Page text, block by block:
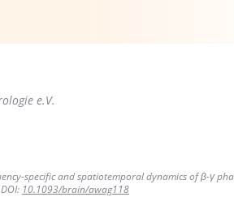
Ergebnisse der PADOVA-
der Substanz untersucht
e.V.
specific and spatiotemporal dynamics of β-γ
10.1093/brain/awag118